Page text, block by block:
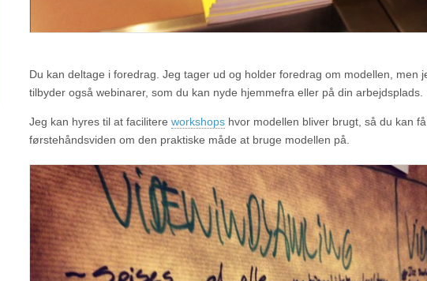
Du kan deltage i foredrag. Jeg tager ud og holder foredrag om modellen, men
tilbyder også webinarer, som du kan nyde hjemmefra eller på din arbejdsplads.
Jeg kan hyres til at facilitere workshops hvor modellen bliver brugt, så du kan få
førstehåndsviden om den praktiske måde at bruge modellen på.